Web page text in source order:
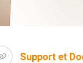
Support et